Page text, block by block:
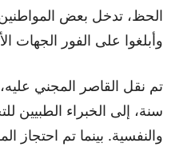
الحظ، تدخل بعض
وأبلغوا على الفور الجهات
سنة، إلى الخبراء الطبيين
والنفسية. بينما تم احتجاز